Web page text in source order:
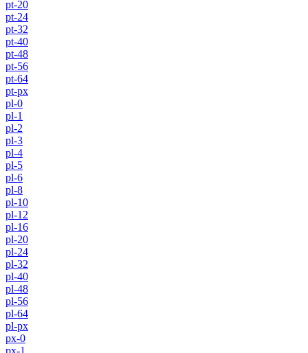
pt-20
pt-24
pt-32
pt-40
pt-48
pt-56
pt-64
pt-px
pl-0
pl-1
pl-2
pl-3
pl-4
pl-5
pl-6
pl-8
pl-10
pl-12
pl-16
pl-20
pl-24
pl-32
pl-40
pl-48
pl-56
pl-64
pl-px
px-0
px-1